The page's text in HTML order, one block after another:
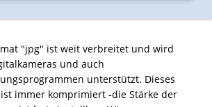
"jpg" ist weit verbreitet und wird
und auch
unterstützt. Dieses
immer komprimiert -die Stärke der